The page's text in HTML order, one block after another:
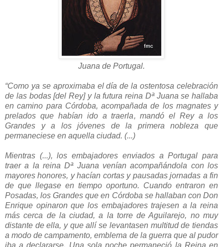
Juana de Portugal.
“Como ya se aproximaba el día de la ostentosa celebración
de las bodas [del Rey] y la futura reina Dª Juana se hallaba
en camino para Córdoba, acompañada de los magnates y
prelados que habían ido a traerla, mandó el Rey a los
Grandes y a los jóvenes de la primera nobleza que
permaneciese en aquella ciudad. (...)
Mientras (...), los embajadores enviados a Portugal para
traer a la reina Dª Juana venían acompañándola con los
mayores honores, y hacían cortas y pausadas jornadas a fin
de que llegase en tiempo oportuno. Cuando entraron en
Posadas, los Grandes que en Córdoba se hallaban con Don
Enrique opinaron que los embajadores trajesen a la reina
más cerca de la ciudad, a la torre de Aguilarejo, no muy
distante de ella, y que allí se levantasen multitud de tiendas
a modo de campamento, emblema de la guerra que al pudor
iba a declararse. Una sola noche permaneció la Reina en